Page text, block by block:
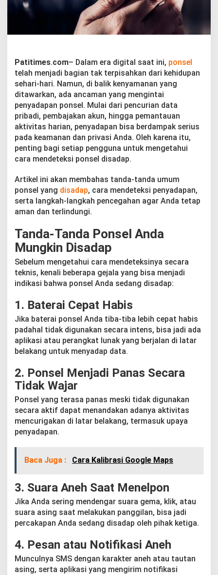
e
l
D
d
a
p
W
a
s
p
a
a
S
b
e
l
u
m
e
r
l
m
b
a
!
Patitimes.com– Dalam era digital saat ini, ponsel
telah menjadi bagian tak terpisahkan dari kehidupan
sehari-hari. Namun, di balik kenyamanan yang
ditawarkan, ada ancaman yang mengintai
penyadapan ponsel. Mulai dari pencurian data
pribadi, pembajakan akun, hingga pemantauan
aktivitas harian, penyadapan bisa berdampak serius
pada keamanan dan privasi Anda. Oleh karena itu,
penting bagi setiap pengguna untuk mengetahui
cara mendeteksi ponsel disadap.
Artikel ini akan membahas tanda-tanda umum
ponsel yang disadap, cara mendeteksi penyadapan,
serta langkah-langkah pencegahan agar Anda tetap
aman dan terlindungi.
Tanda-Tanda Ponsel Anda
Mungkin Disadap
Sebelum mengetahui cara mendeteksinya secara
teknis, kenali beberapa gejala yang bisa menjadi
indikasi bahwa ponsel Anda sedang disadap:
1. Baterai Cepat Habis
Jika baterai ponsel Anda tiba-tiba lebih cepat habis
padahal tidak digunakan secara intens, bisa jadi ada
aplikasi atau perangkat lunak yang berjalan di latar
belakang untuk menyadap data.
2. Ponsel Menjadi Panas Secara
Tidak Wajar
Ponsel yang terasa panas meski tidak digunakan
secara aktif dapat menandakan adanya aktivitas
mencurigakan di latar belakang, termasuk upaya
penyadapan.
Baca Juga : Cara Kalibrasi Google Maps
3. Suara Aneh Saat Menelpon
Jika Anda sering mendengar suara gema, klik, atau
suara asing saat melakukan panggilan, bisa jadi
percakapan Anda sedang disadap oleh pihak ketiga.
4. Pesan atau Notifikasi Aneh
Munculnya SMS dengan karakter aneh atau tautan
asing, serta aplikasi yang mengirim notifikasi